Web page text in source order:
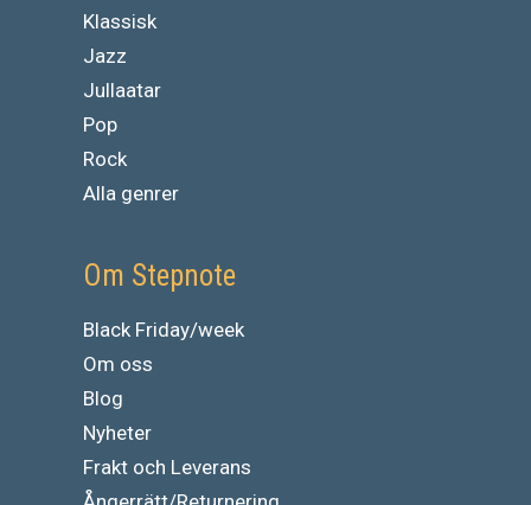
Klassisk
Jazz
Jullaatar
Pop
Rock
Alla genrer
Om Stepnote
Black Friday/week
Om oss
Blog
Nyheter
Frakt och Leverans